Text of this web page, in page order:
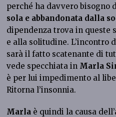
perché ha davvero bisogno
sola e abbandonata dalla
dipendenza trova in queste
e alla solitudine. L’incontro
sarà il fatto scatenante di
vede specchiata in Marla
è per lui impedimento al
Ritorna l’insonnia.
Marla è quindi la causa